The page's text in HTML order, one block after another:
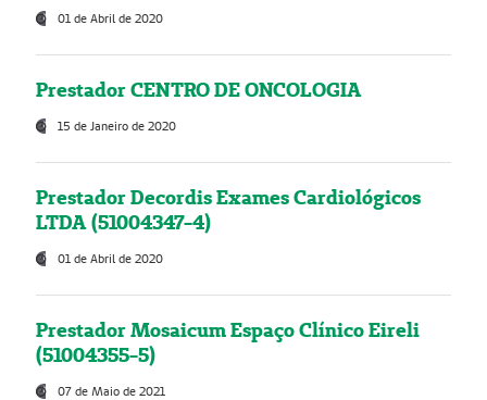
01 de Abril de 2020
Prestador CENTRO DE ONCOLOGIA
15 de Janeiro de 2020
Prestador Decordis Exames Cardiológicos
LTDA (51004347-4)
01 de Abril de 2020
Prestador Mosaicum Espaço Clínico Eireli
(51004355-5)
07 de Maio de 2021